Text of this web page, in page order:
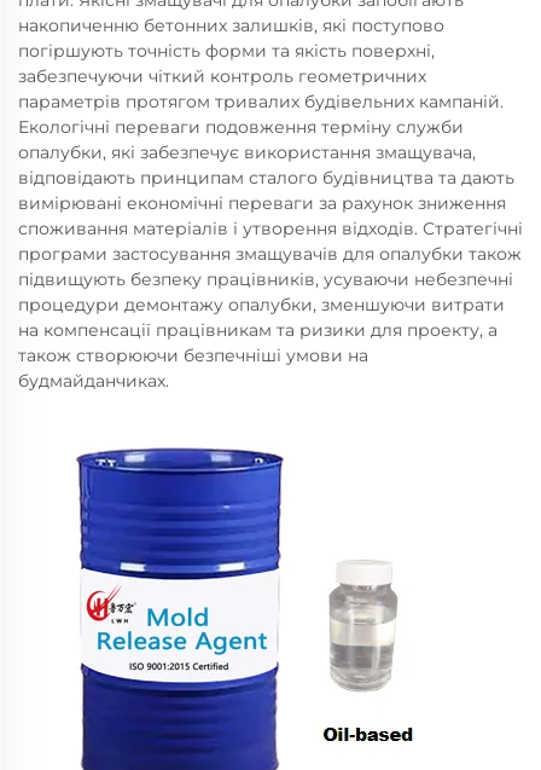
накопиченню бетонних залишків, які поступово
погіршують точність форми та якість поверхні,
забезпечуючи чіткий контроль геометричних
параметрів протягом тривалих будівельних кампаній.
Екологічні переваги подовження терміну служби
опалубки, які забезпечує використання змащувача,
відповідають принципам сталого будівництва та дають
вимірювані економічні переваги за рахунок зниження
споживання матеріалів і утворення відходів. Стратегічні
програми застосування змащувачів для опалубки також
підвищують безпеку працівників, усуваючи небезпечні
процедури демонтажу опалубки, зменшуючи витрати
на компенсації працівникам та ризики для проекту, а
також створюючи безпечніші умови на
будмайданчиках.